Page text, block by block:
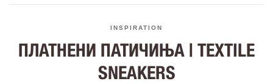
INSPIRATION
ПЛАТНЕНИ ПАТИЧИЊА | TEXTILE
SNEAKERS